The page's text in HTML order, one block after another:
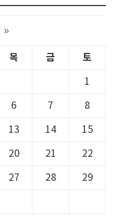
»
목 금 토
1
6 7 8
13 14 15
20 21 22
27 28 29